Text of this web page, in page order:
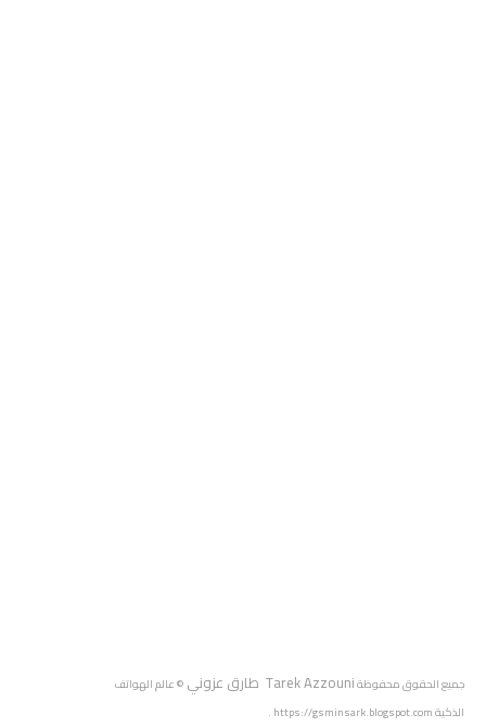
جميع الحقوق محفوظةTarek Azzouni طارق عزوني
© عالم الهواتف
الذكيةhttps://gsminsark.blogspot.com
.